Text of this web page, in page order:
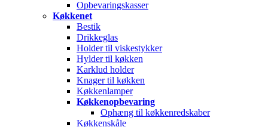
Opbevaringskasser
Køkkenet
Bestik
Drikkeglas
Holder til viskestykker
Hylder til køkken
Karklud holder
Knager til køkken
Køkkenlamper
Køkkenopbevaring
Ophæng til køkkenredskaber
Køkkenskåle